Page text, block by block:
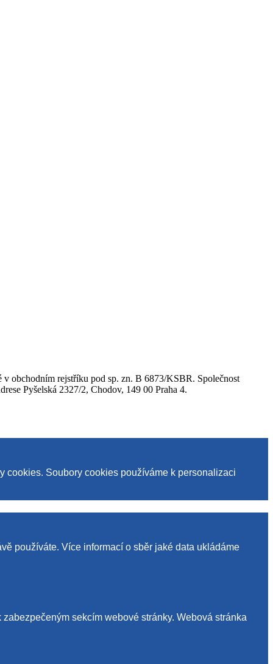
obchodním rejstříku pod sp. zn. B 6873/KSBR. Společnost
Pyšelská 2327/2, Chodov, 149 00 Praha 4.
cookies. Soubory cookies používáme k personalizaci
používáte. Více informací o sběr jaké data ukládáme
sekcím webové stránky. Webová stránka